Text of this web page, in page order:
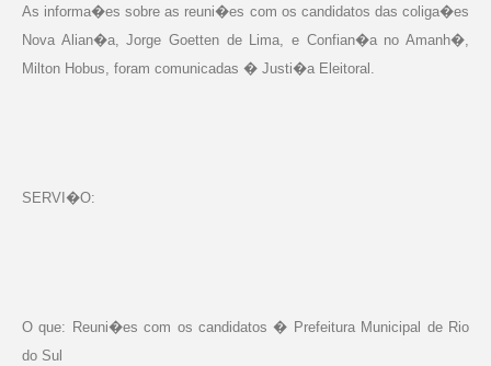
As informa�es sobre as reuni�es com os candidatos das coliga�es
Nova Alian�a, Jorge Goetten de Lima, e Confian�a no Amanh�,
Milton Hobus, foram comunicadas � Justi�a Eleitoral.
SERVI�O:
O que: Reuni�es com os candidatos � Prefeitura Municipal de Rio
do Sul